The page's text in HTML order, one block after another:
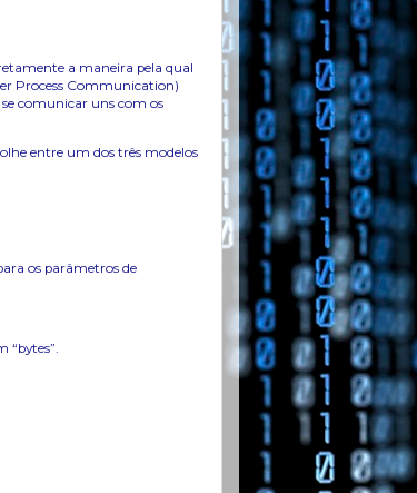
a maneira pela qual
Process Communication)
comunicar uns com os
entre um dos três modelos
os parâmetros de